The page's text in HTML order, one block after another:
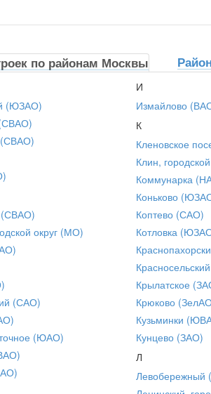
по районам Москвы
(ЮЗАО)
(СВАО)
(СВАО)
округ (МО)
(САО)
(ЮАО)
И
Измайлово
К
Кленовское
Клин,
Коммунарка
Коньково
Коптево (САО)
Котловка
Крылатское
Крюково
Кузьминки
Кунцево (ЗАО)
Л